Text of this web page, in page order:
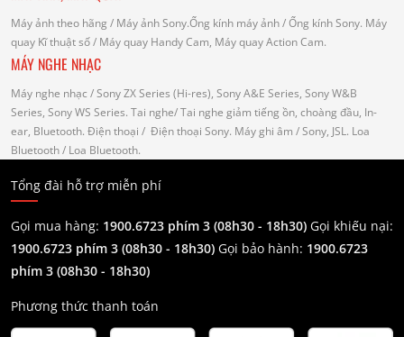
Máy ảnh theo hãng / Máy ảnh Sony.Ống kính máy ảnh / Ống kính Sony. Máy
quay Kĩ thuật số/ Máy quay Handy Cam, Máy quay Action Cam.
MÁY NGHE NHẠC
Máy nghe nhạc / Sony ZX Series (Hi-res), Sony A&E Series, Sony W&B
Series, Sony WS Series. Tai nghe/ Tai nghe giảm tiếng ồn, choàng đầu, In-
ear, Bluetooth. Điện thoại / Điện thoại Sony. Máy ghi âm / Sony, JSL. Loa
Bluetooth/ Loa Bluetooth.
Tổng đài hỗ trợ miễn phí
Gọi mua hàng: 1900.6723 phím 3 (08h30 - 18h30) Gọi khiếu nại:
1900.6723 phím 3 (08h30 - 18h30) Gọi bảo hành: 1900.6723
phím 3 (08h30 - 18h30)
Phương thức thanh toán